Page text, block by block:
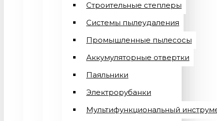
Строительные степлеры
Системы пылеудаления
Промышленные пылесосы
Аккумуляторные отвертки
Паяльники
Электрорубанки
Мультифункциональный